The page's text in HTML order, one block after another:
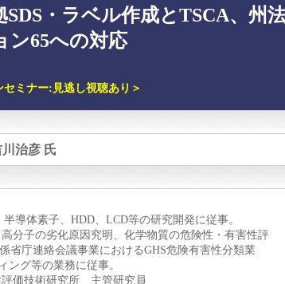
・ラベル作成とTSCA、州
ン65への対応
セミナー:見逃し視聴あり＞
治彦 氏
導体素子、HDD、LCD等の研究開発に従事。
分子の劣化原因究明、化学物質の危険性・有害性評
省庁連絡会議事業におけるGHS危険有害性分類業
ング等の業務に従事。
価技術研究所 主管研究員